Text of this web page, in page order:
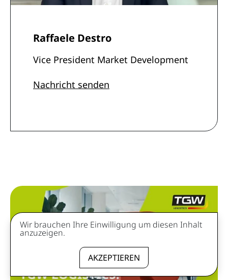
Raffaele Destro
Vice President Market Development
Nachricht senden
Wir brauchen Ihre Einwilligung um diesen Inhalt
anzuzeigen.
AKZEPTIEREN